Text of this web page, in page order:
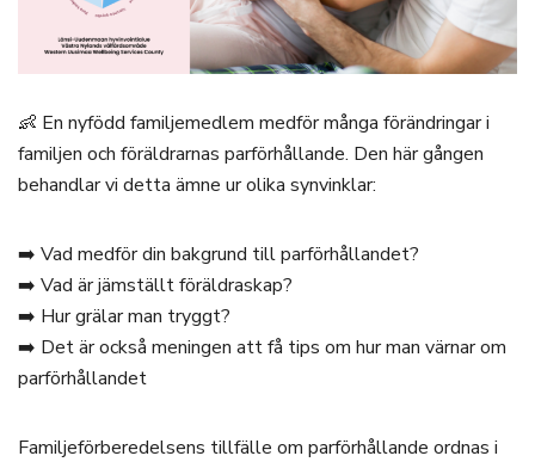
👶 En nyfödd familjemedlem medför många förändringar i
familjen och föräldrarnas parförhållande. Den här gången
behandlar vi detta ämne ur olika synvinklar:
➡️ Vad medför din bakgrund till parförhållandet?
➡️ Vad är jämställt föräldraskap?
➡️ Hur grälar man tryggt?
➡️ Det är också meningen att få tips om hur man värnar om
parförhållandet
Familjeförberedelsens tillfälle om parförhållande ordnas i